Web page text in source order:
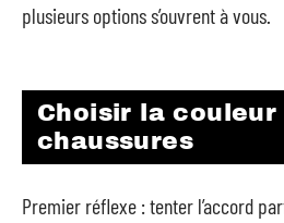
plusieurs options s’ouvrent à vous.
Choisir la couleur
chaussures
Premier réflexe : tenter l’accord